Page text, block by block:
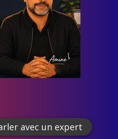
avec un expert